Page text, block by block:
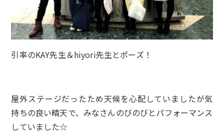
引率のKAY先生＆hiyori先生とポーズ！
屋外ステージだったため天候を心配していましたが気
持ちの良い晴天で、みなさんのびのびとパフォーマンス
していました☆